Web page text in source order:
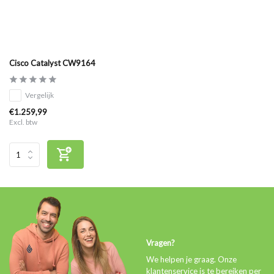
Cisco Catalyst CW9164
Vergelijk
€1.259,99
Excl. btw
Vragen?
We helpen je graag. Onze
klantenservice is te bereiken per